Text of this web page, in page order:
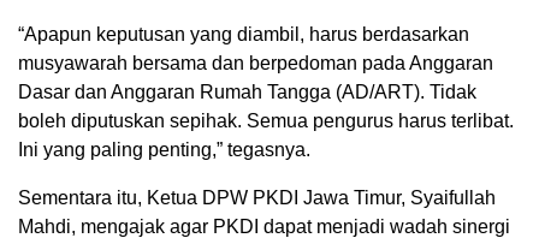
“Apapun keputusan yang diambil, harus berdasarkan
musyawarah bersama dan berpedoman pada Anggaran
Dasar dan Anggaran Rumah Tangga (AD/ART). Tidak
boleh diputuskan sepihak. Semua pengurus harus terlibat.
Ini yang paling penting,” tegasnya.
Sementara itu, Ketua DPW PKDI Jawa Timur, Syaifullah
Mahdi, mengajak agar PKDI dapat menjadi wadah sinergi